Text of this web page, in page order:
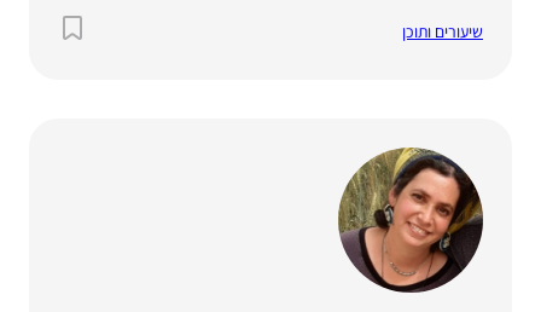
שיעורים ותוכן